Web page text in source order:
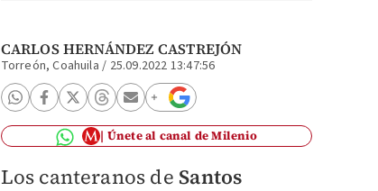
CARLOS HERNÁNDEZ CASTREJÓN
Torreón, Coahuila / 25.09.2022 13:47:56
Únete al canal de Milenio
Los canteranos de Santos